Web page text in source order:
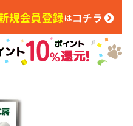
キャットフード
服・おさんぽ用品